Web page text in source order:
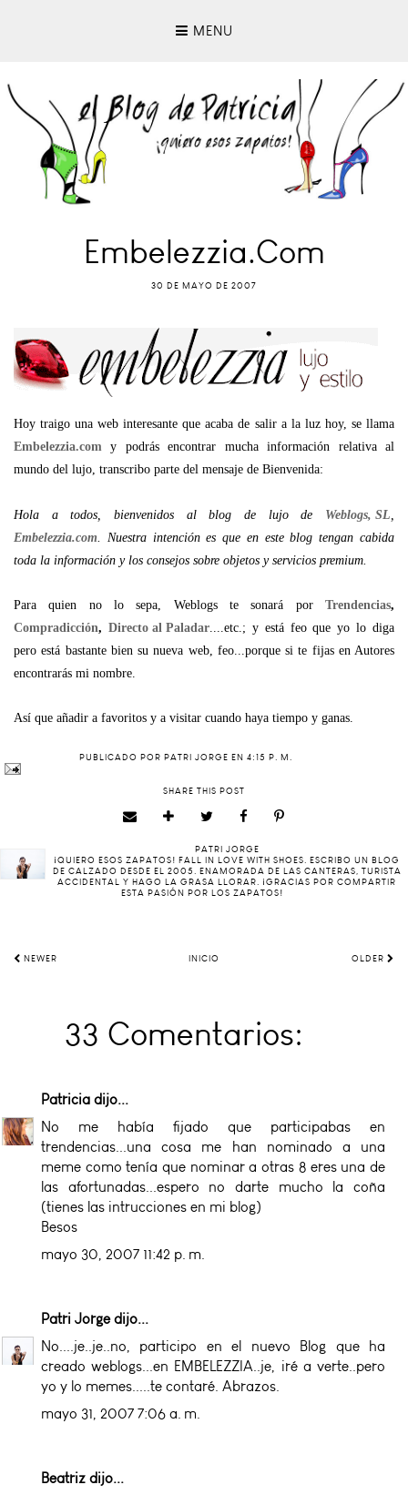
MENU
Embelezzia.com
30 DE MAYO DE 2007
Hoy traigo una web interesante que acaba de salir a la luz hoy, se llama
Embelezzia.com y podrás encontrar mucha información relativa al
mundo del lujo, transcribo parte del mensaje de Bienvenida:
Hola a todos, bienvenidos al blog de lujo de Weblogs, SL
Embelezzia.com . Nuestra intención es que en este blog tengan cabida
toda la información y los consejos sobre objetos y servicios premium.
Para quien no lo sepa, Weblogs te sonará por Trendencias,
Compradicción, Directo al Paladar....etc.; y está feo que yo lo diga
pero está bastante bien su nueva web, feo...porque si te fijas en Autores
encontrarás mi nombre.
Así que añadir a favoritos y a visitar cuando haya tiempo y ganas.
PUBLICADO POR PATRI JORGE EN 4:15 P. M.
SHARE THIS POST
PATRI JORGE
¡QUIERO ESOS ZAPATOS! FALL IN LOVE WITH SHOES. ESCRIBO UN BLOG
DE CALZADO DESDE EL 2005. ENAMORADA DE LAS CANTERAS, TURISTA
ACCIDENTAL Y HAGO LA GRASA LLORAR. ¡GRACIAS POR COMPARTIR
ESTA PASIÓN POR LOS ZAPATOS!
NEWER INICIO OLDER
33 Comentarios:
Patricia dijo...
No me había fijado que participabas en
trendencias...una cosa me han nominado a una
meme como tenía que nominar a otras 8 eres una de
las afortunadas...espero no darte mucho la coña
(tienes las intrucciones en mi blog)
Besos
mayo 30, 2007 11:42 p. m.
Patri Jorgedijo...
No....je..je..no, participo en el nuevo Blog que ha
creado weblogs...en EMBELEZZIA..je, iré a verte..pero
yo y lo memes.....te contaré. Abrazos.
mayo 31, 2007 7:06 a. m.
Beatriz dijo...